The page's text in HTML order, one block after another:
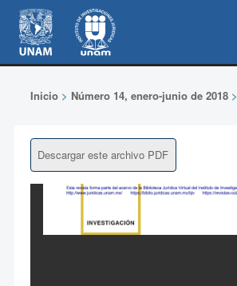
Inicio> Número 14, enero-junio de 2018>
Descargar este archivo PDF